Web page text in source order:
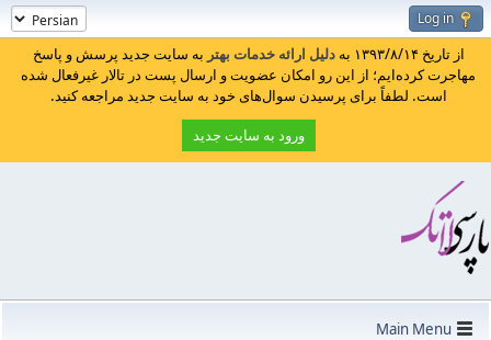
Log in
از تاریخ ۱۳۹۳/۸/۱۴ به دلیل ارائه خدمات بهتر به سایت جدید پرسش و پاسخ
مهاجرت کرده‌ایم؛ از این رو امکان عضویت و ارسال پست در تالار غیرفعال شده
است. لطفاً برای پرسیدن سوال‌های خود به سایت جدید مراجعه کنید.
ورود به سایت جدید
Main Menu